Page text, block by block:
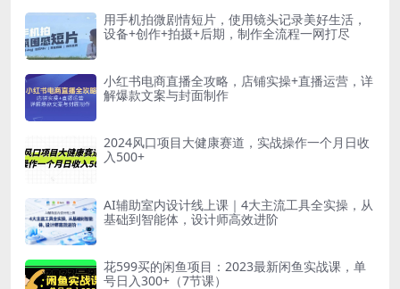
用手机拍微剧情短片，使用镜头记录美好生活，
设备+创作+拍摄+后期，制作全流程一网打尽
小红书电商直播全攻略，店铺实操+直播运营，详
解爆款文案与封面制作
2024风口项目大健康赛道，实战操作一个月日收
入500+
AI辅助室内设计线上课｜4大主流工具全实操，从
基础到智能体，设计师高效进阶
花599买的闲鱼项目：2023最新闲鱼实战课，单
号日入300+（7节课）